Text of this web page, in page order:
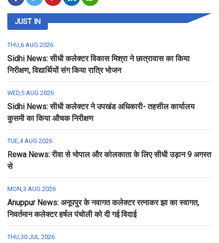
JUST IN
THU,6 AUG 2026
Sidhi News: सीधी कलेक्टर विकास मिश्रा ने छात्रावास का किया
निरीक्षण, विद्यार्थियों संग किया रात्रि भोजन
WED,5 AUG 2026
Sidhi News: सीधी कलेक्टर ने उपखंड अधिकारी- तहसील कार्यालय
कुसमी का किया औचक निरीक्षण
TUE,4 AUG 2026
Rewa News: रीवा से भोपाल और कोलकाता के लिए सीधी उड़ान 9 अगस्त
से
MON,3 AUG 2026
Anuppur News: अनूपपुर के नवागत कलेक्टर रत्नाकर झा का स्वागत,
निवर्तमान कलेक्टर हर्षल पंचोली को दी गई विदाई
THU,30 JUL 2026